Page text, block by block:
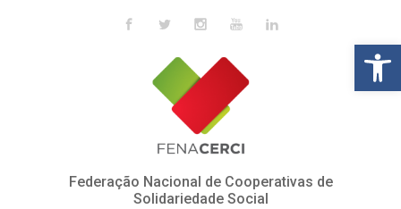
Skip to main content
Federação Nacional de Cooperativas de
Solidariedade Social